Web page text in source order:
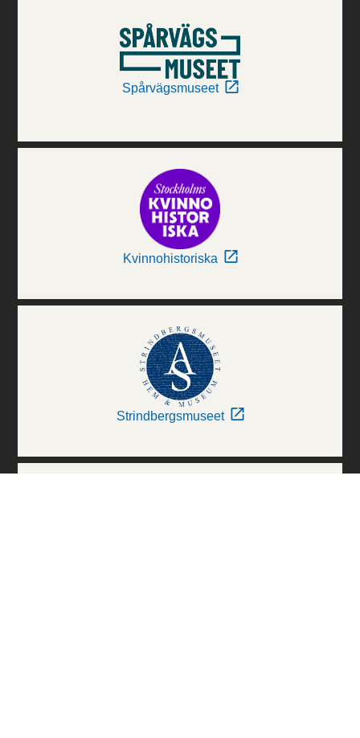
Spårvägsmuseet
Kvinnohistoriska
Strindbergsmuseet